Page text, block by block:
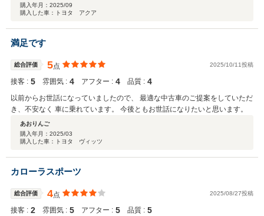
購入年月： 2025/09
購入した車：トヨタ アクア
満足です
総合評価 5点 2025/10/11投稿
接客 : 5 雰囲気 : 4 アフター : 4 品質 : 4
以前からお世話になっていましたので、 最適な中古車のご提案をしていただ
き、不安なく 車に乗れています。 今後ともお世話になりたいと思います。
あおりんご
購入年月： 2025/03
購入した車：トヨタ ヴィッツ
カローラスポーツ
総合評価 4点 2025/08/27投稿
接客 : 2 雰囲気 : 5 アフター : 5 品質 : 5